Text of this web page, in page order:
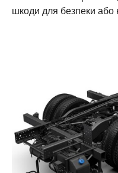
шкоди для безпеки або